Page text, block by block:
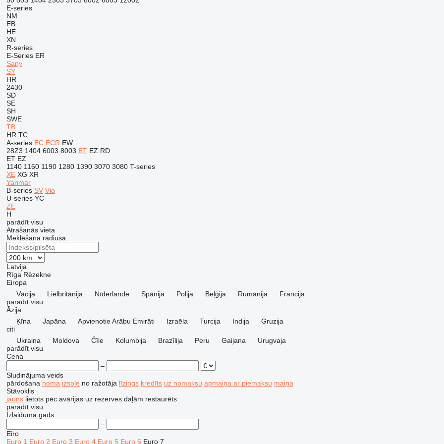
E-series
NM
EB
HE
XN
R-series
E-Series ER
Sany
SY
HR
2430
SD
SE
SH
SWE
TB
HR TC
A-series EC ECR EW
28Z3 1404 6003 8003 ET EZ RD
ET EZ
1140 1160 1190 1280 1390 3070 3080 T-series
XE XG XR
Yanmar
B-series SV Vio
U-series YC
ZE
H
parādīt visu
Atrašanās vieta
Meklēšana rādiusā
Latvija
Rīga Rēzekne
Eiropa
Vācija
Lielbritānija Nīderlande Spānija Polija Beļģija Rumānija
Francija
parādīt visu
Āzija
Ķīna
Japāna Apvienotie Arābu Emirāti Izraēla Turcija Indija
Gruzija
citi
Ukraina
Moldova Čīle Kolumbija Brazīlija Peru Gaijana
Urugvaja
parādīt visu
Cena
–
Sludinājuma veids
pārdošana noma izsole no ražotāja līzings kredīts uz nomaksu apmaiņa ar piemaksu maiņa
Stāvoklis
jauns lietots pēc avārijas uz rezerves daļām restaurēts
parādīt visu
Izlaiduma gads
–
Eiro
Euro 1 Euro 2 Euro 3 Euro 4 Euro 5 Euro 6 Euro 7